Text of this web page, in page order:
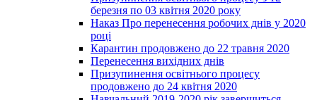
березня по 03 квітня 2020 року
Наказ Про перенесення робочих днів у 2020
році
Карантин продовжено до 22 травня 2020
Перенесення вихідних днів
Призупинення освітнього процесу
продовжено до 24 квітня 2020